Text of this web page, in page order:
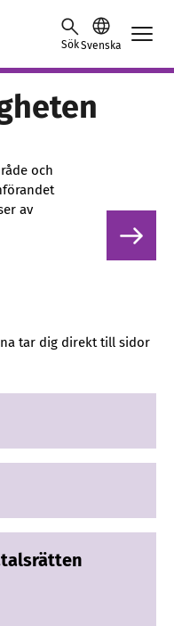
SökSvenska
och
av
tar dig direkt till sidor